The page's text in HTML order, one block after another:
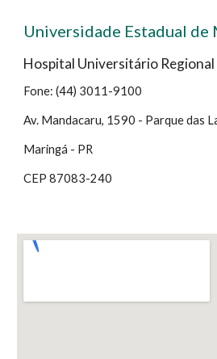
Universidade Estadual de
Hospital Universitário
Fone: (44) 3011-9100
Av. Mandacaru, 1590 - Parque das
Maringá - PR
CEP 87083-240